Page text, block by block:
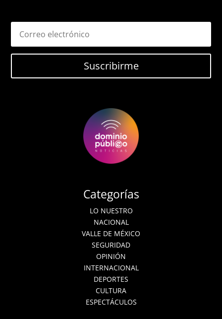
Suscribirme
Categorías
LO NUESTRO
NACIONAL
VALLE DE MÉXICO
SEGURIDAD
OPINIÓN
INTERNACIONAL
DEPORTES
CULTURA
ESPECTÁCULOS